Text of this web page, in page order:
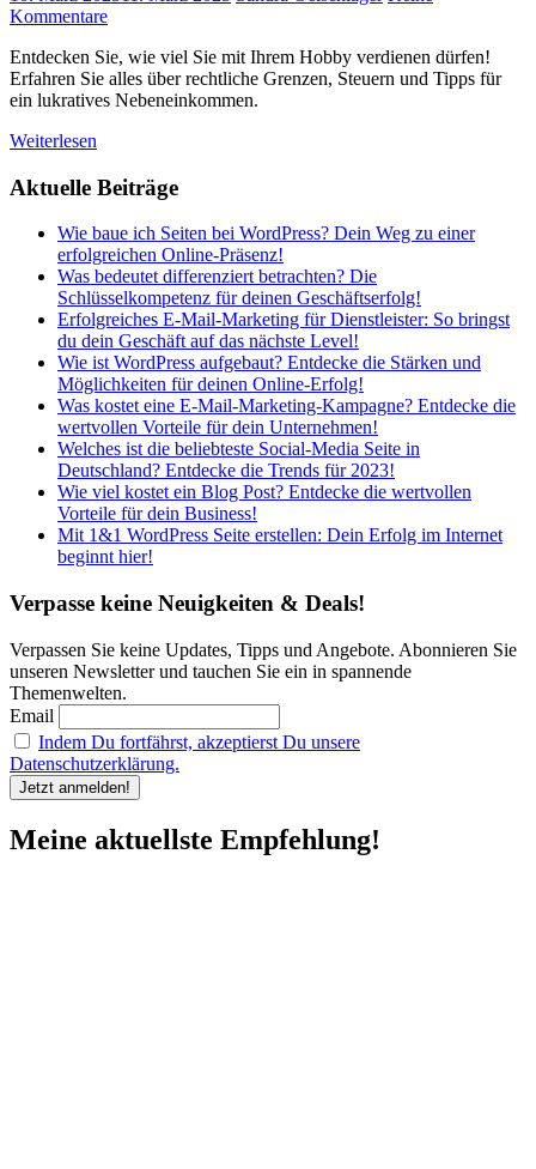
Kommentare
Entdecken Sie, wie viel Sie mit Ihrem Hobby verdienen dürfen!
Erfahren Sie alles über rechtliche Grenzen, Steuern und Tipps für
ein lukratives Nebeneinkommen.
Weiterlesen
Aktuelle Beiträge
Wie baue ich Seiten bei WordPress? Dein Weg zu einer
erfolgreichen Online-Präsenz!
Was bedeutet differenziert betrachten? Die
Schlüsselkompetenz für deinen Geschäftserfolg!
Erfolgreiches E-Mail-Marketing für Dienstleister: So bringst
du dein Geschäft auf das nächste Level!
Wie ist WordPress aufgebaut? Entdecke die Stärken und
Möglichkeiten für deinen Online-Erfolg!
Was kostet eine E-Mail-Marketing-Kampagne? Entdecke die
wertvollen Vorteile für dein Unternehmen!
Welches ist die beliebteste Social-Media Seite in
Deutschland? Entdecke die Trends für 2023!
Wie viel kostet ein Blog Post? Entdecke die wertvollen
Vorteile für dein Business!
Mit 1&1 WordPress Seite erstellen: Dein Erfolg im Internet
beginnt hier!
Verpasse keine Neuigkeiten & Deals!
Verpassen Sie keine Updates, Tipps und Angebote. Abonnieren Sie
unseren Newsletter und tauchen Sie ein in spannende
Themenwelten.
Email
Indem Du fortfährst, akzeptierst Du unsere
Datenschutzerklärung.
Meine aktuellste Empfehlung!